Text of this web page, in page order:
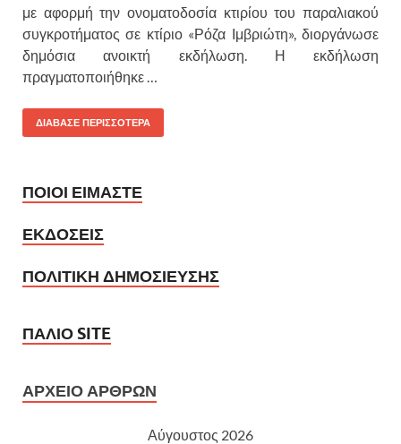
με αφορμή την ονοματοδοσία κτιρίου του παραλιακού
συγκροτήματος σε κτίριο «Ρόζα Ιμβριώτη», διοργάνωσε
δημόσια ανοικτή εκδήλωση. Η εκδήλωση
πραγματοποιήθηκε …
ΔΙΑΒΑΣΕ ΠΕΡΙΣΣΟΤΕΡΑ
ΠΟΙΟΙ ΕΙΜΑΣΤΕ
ΕΚΔΟΣΕΙΣ
ΠΟΛΙΤΙΚΗ ΔΗΜΟΣΙΕΥΣΗΣ
ΠΑΛΙΟ SITE
ΑΡΧΕΙΟ ΑΡΘΡΩΝ
Αύγουστος 2026